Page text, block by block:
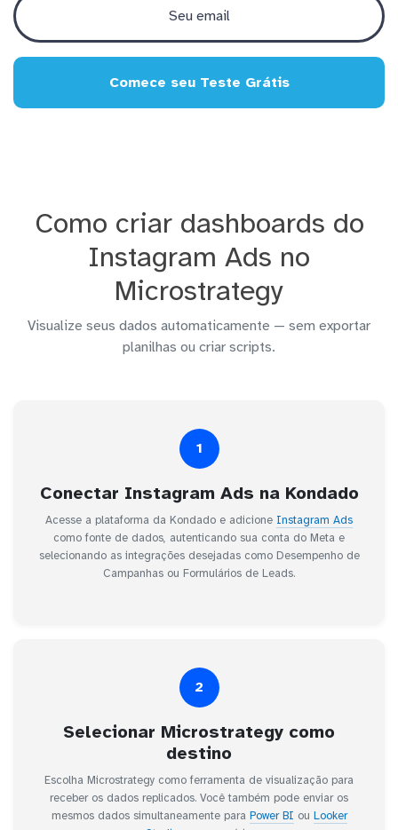
Comece seu Teste Grátis
Como criar dashboards do
Instagram Ads no
Microstrategy
Visualize seus dados automaticamente — sem exportar
planilhas ou criar scripts.
1
Conectar Instagram Ads na Kondado
Acesse a plataforma da Kondado e adicione Instagram Ads
como fonte de dados, autenticando sua conta do Meta e
selecionando as integrações desejadas como Desempenho de
Campanhas ou Formulários de Leads.
2
Selecionar Microstrategy como
destino
Escolha Microstrategy como ferramenta de visualização para
receber os dados replicados. Você também pode enviar os
mesmos dados simultaneamente para Power BI ou Looker